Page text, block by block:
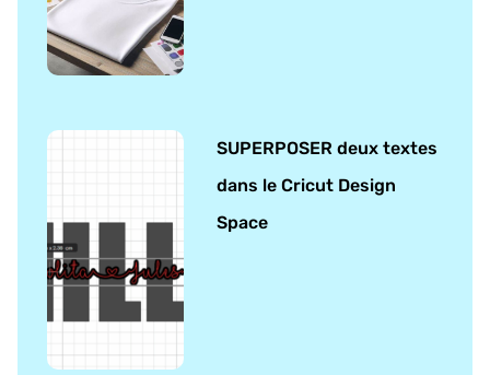
SUPERPOSER deux textes
dans le Cricut Design
Space